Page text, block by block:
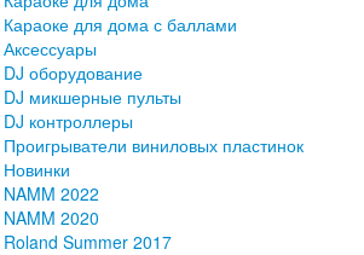
Караоке для дома с баллами
Аксессуары
DJ оборудование
DJ микшерные пульты
DJ контроллеры
Проигрыватели виниловых пластинок
Новинки
NAMM 2022
NAMM 2020
Roland Summer 2017